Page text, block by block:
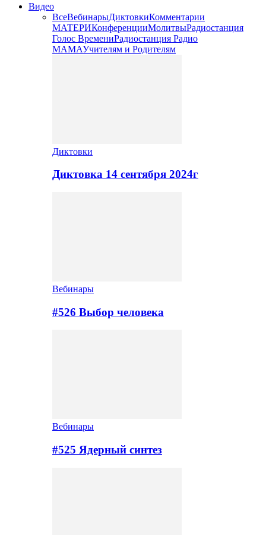
Видео
ВсеВебинарыДиктовкиКомментарии
МАТЕРИКонференцииМолитвыРадиостанция
Голос ВремениРадиостанция Радио
МАМАУчителям и Родителям
Диктовки
Диктовка 14 сентября 2024г
Вебинары
#526 Выбор человека
Вебинары
#525 Ядерный синтез